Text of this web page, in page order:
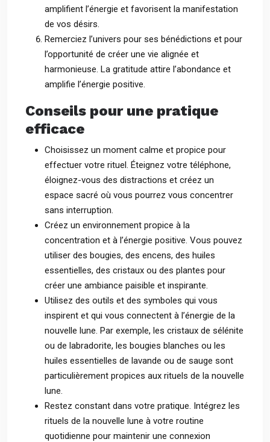
amplifient l’énergie et favorisent la manifestation
de vos désirs.
Remerciez l’univers pour ses bénédictions et pour
l’opportunité de créer une vie alignée et
harmonieuse. La gratitude attire l’abondance et
amplifie l’énergie positive.
Conseils pour une pratique
efficace
Choisissez un moment calme et propice pour
effectuer votre rituel. Éteignez votre téléphone,
éloignez-vous des distractions et créez un
espace sacré où vous pourrez vous concentrer
sans interruption.
Créez un environnement propice à la
concentration et à l’énergie positive. Vous pouvez
utiliser des bougies, des encens, des huiles
essentielles, des cristaux ou des plantes pour
créer une ambiance paisible et inspirante.
Utilisez des outils et des symboles qui vous
inspirent et qui vous connectent à l’énergie de la
nouvelle lune. Par exemple, les cristaux de sélénite
ou de labradorite, les bougies blanches ou les
huiles essentielles de lavande ou de sauge sont
particulièrement propices aux rituels de la nouvelle
lune.
Restez constant dans votre pratique. Intégrez les
rituels de la nouvelle lune à votre routine
quotidienne pour maintenir une connexion